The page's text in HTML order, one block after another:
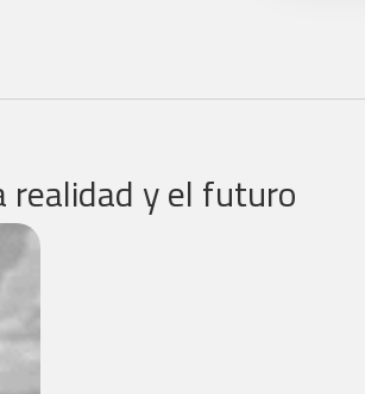
realidad y el futuro